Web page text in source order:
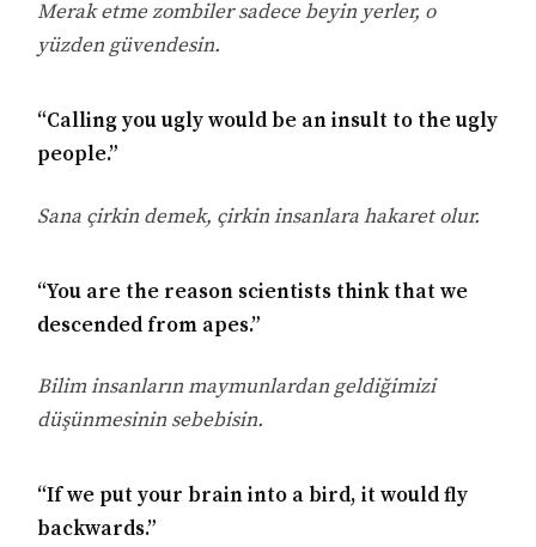
Merak etme zombiler sadece beyin yerler, o
yüzden güvendesin.
“Calling you ugly would be an insult to the ugly
people.”
Sana çirkin demek, çirkin insanlara hakaret olur.
“You are the reason scientists think that we
descended from apes.”
Bilim insanların maymunlardan geldiğimizi
düşünmesinin sebebisin.
“If we put your brain into a bird, it would fly
backwards.”